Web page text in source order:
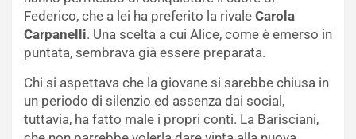
Federico, che a lei ha preferito la rivale Carola
Carpanelli. Una scelta a cui Alice, come è emerso in
puntata, sembrava già essere preparata.
Chi si aspettava che la giovane si sarebbe chiusa in
un periodo di silenzio ed assenza dai social,
tuttavia, ha fatto male i propri conti. La Barisciani,